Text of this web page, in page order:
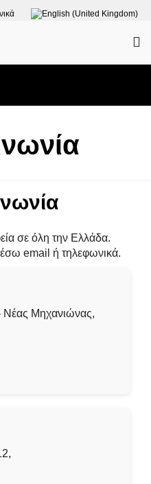
σε όλη την Ελλάδα.
email ή τηλεφωνικά.
Νέας Μηχανιώνας,